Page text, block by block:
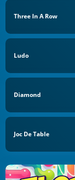
Three In A Row
Ludo
Diamond
Joc De Table